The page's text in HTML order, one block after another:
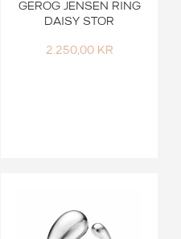
GEROG JENSEN RING
DAISY STOR
2.250,00 KR